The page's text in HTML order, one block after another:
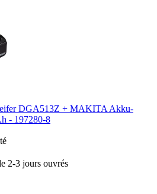
DGA513Z + MAKITA Akku-
- 197280-8
2-3 jours ouvrés